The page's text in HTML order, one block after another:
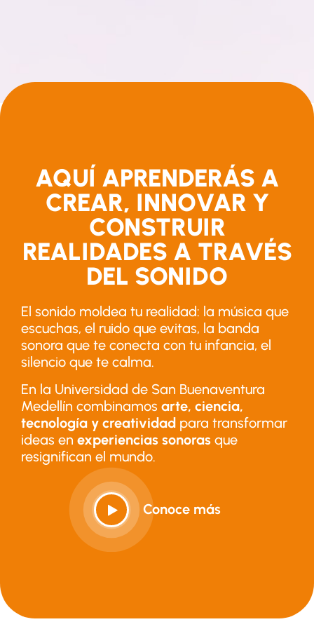
AQUÍ APRENDERÁS A
CREAR, INNOVAR Y
CONSTRUIR
REALIDADES A TRAVÉS
DEL SONIDO
El sonido moldea tu realidad: la música que
escuchas, el ruido que evitas, la banda
sonora que te conecta con tu infancia, el
silencio que te calma.
En la Universidad de San Buenaventura
Medellín combinamos arte, ciencia,
tecnología y creatividad para transformar
ideas en experiencias sonoras que
resignifican el mundo.
Conoce más